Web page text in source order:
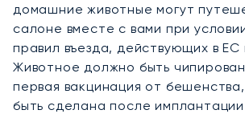
домашние животные могут
салоне вместе с вами при
правил въезда, действующих в ЕС
Животное должно быть
первая вакцинация от
быть сделана после